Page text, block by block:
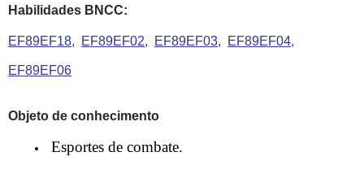
Habilidades BNCC:
EF89EF18 EF89EF02 EF89EF03 EF89EF04
EF89EF06
Objeto de conhecimento
Esportes de combate.